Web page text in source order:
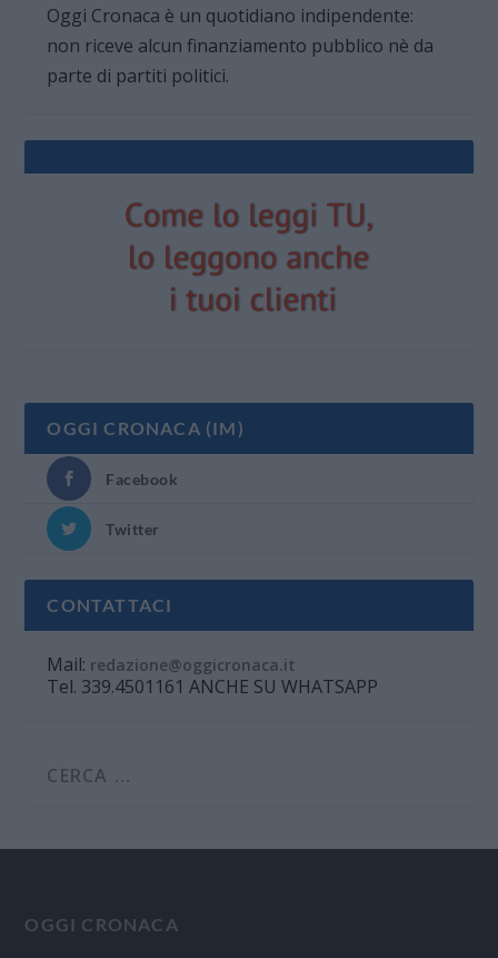
Oggi Cronaca è un quotidiano indipendente:
non riceve alcun finanziamento pubblico nè da
parte di partiti politici.
OGGI CRONACA (IM)
Facebook
Twitter
CONTATTACI
Mail: redazione@oggicronaca.it
Tel. 339.4501161 ANCHE SU WHATSAPP
OGGI CRONACA